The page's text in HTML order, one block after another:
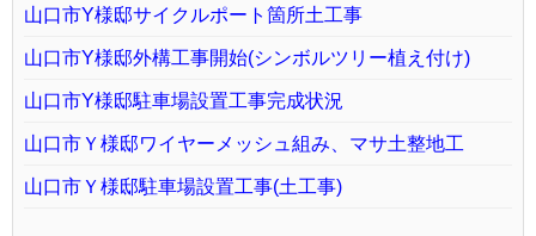
山口市Y様邸サイクルポート箇所土工事
山口市Y様邸外構工事開始(シンボルツリー植え付け)
山口市Y様邸駐車場設置工事完成状況
山口市Ｙ様邸ワイヤーメッシュ組み、マサ土整地工
山口市Ｙ様邸駐車場設置工事(土工事)